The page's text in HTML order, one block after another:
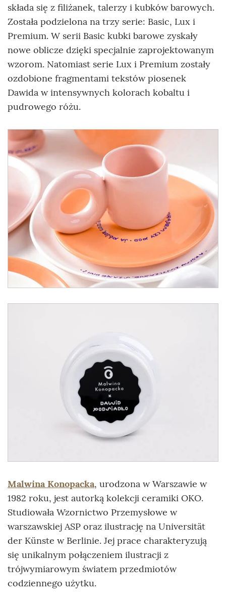
składa się z filiżanek, talerzy i kubków barowych.
Została podzielona na trzy serie: Basic, Lux i
Premium. W serii Basic kubki barowe zyskały
nowe oblicze dzięki specjalnie zaprojektowanym
wzorom. Natomiast serie Lux i Premium zostały
ozdobione fragmentami tekstów piosenek
Dawida w intensywnych kolorach kobaltu i
pudrowego różu.
Malwina Konopacka, urodzona w Warszawie w
1982 roku, jest autorką kolekcji ceramiki OKO.
Studiowała Wzornictwo Przemysłowe w
warszawskiej ASP oraz ilustrację na Universität
der Künste w Berlinie. Jej prace charakteryzują
się unikalnym połączeniem ilustracji z
trójwymiarowym światem przedmiotów
codziennego użytku.